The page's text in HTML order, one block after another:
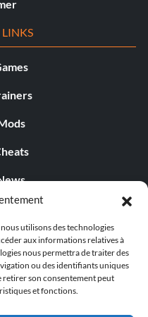
utilisons des technologies
aux informations relatives à
nous permettra de traiter des
ou des identifiants uniques
retirer son consentement peut
et fonctions.
Games